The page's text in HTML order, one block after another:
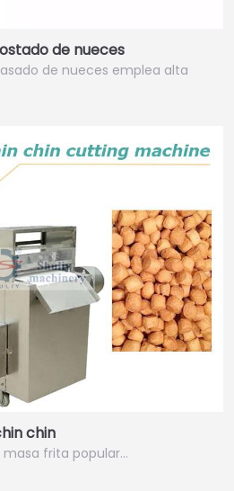
de nueces
de nueces emplea alta
chin
masa frita popular…